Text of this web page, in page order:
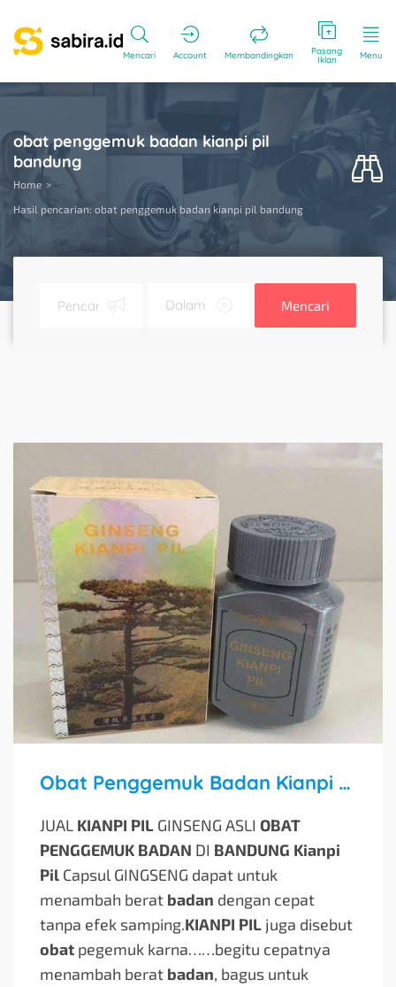
Mencari Account Membandingkan Pasang
Iklan Menu
obat penggemuk badan kianpi pil
bandung
Home
Hasil pencarian: obat penggemuk badan kianpi pil bandung
Mencari
Obat Penggemuk Badan Kianpi Pil Bandung O82241O87391
JUAL KIANPI PIL GINSENG ASLI OBAT
PENGGEMUK BADAN DI BANDUNG Kianpi
Pil Capsul GINGSENG dapat untuk
menambah berat badan dengan cepat
tanpa efek samping.KIANPI PIL juga disebut
obat pegemuk karna……begitu cepatnya
menambah berat badan, bagus untuk